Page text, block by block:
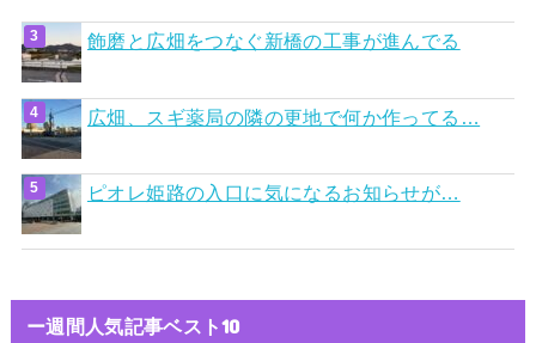
飾磨と広畑をつなぐ新橋の工事が進んでる
広畑、スギ薬局の隣の更地で何か作ってる…
ピオレ姫路の入口に気になるお知らせが…
ー週間人気記事ベスト10